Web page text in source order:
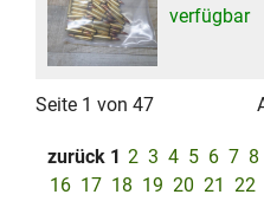
verfügbar
Seite 1 von 47
zurück 1 2 3 4 5 6 7 8
16 17 18 19 20 21 22